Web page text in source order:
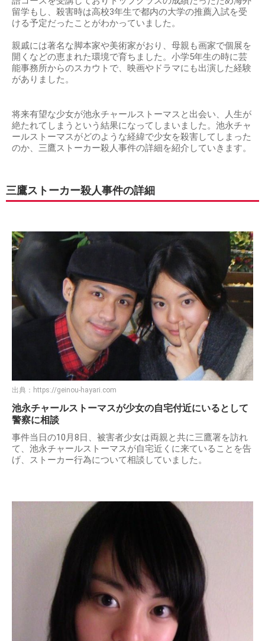
留学もし、殺害時は高校3年生で都内の大学の推薦入試を受
ける予定だったことがわかっていました。
親戚には著名な脚本家や美術家がおり、母親も画家で個展を
開くなどの恵まれた環境で育ちました。小学5年生の時に芸
能事務所からのスカウトで、映画やドラマにも出演した経験
がありました。
将来有望な少女が池永チャールストーマスと出会い、人生が
絶たれてしまうという結果になってしまいました。池永チャ
ールストーマスがどのような経緯で少女を殺害してしまった
のか、三鷹ストーカー殺人事件の詳細を紹介していきます。
三鷹ストーカー殺人事件の詳細
出典： https://geinou-hayari.com
池永チャールストーマスが少女の自宅付近にいるとして
警察に相談
事件当日の10月8日、被害者少女は両親と共に三鷹署を訪れ
て、池永チャールストーマスが自宅近くに来ていることを告
げ、ストーカー行為について相談していました。